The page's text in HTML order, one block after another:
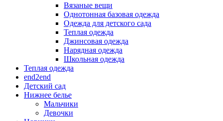
Вязаные вещи
Однотонная базовая одежда
Одежда для детского сада
Теплая одежда
Джинсовая одежда
Нарядная одежда
Школьная одежда
Теплая одежда
end2end
Детский сад
Нижнее белье
Мальчики
Девочки